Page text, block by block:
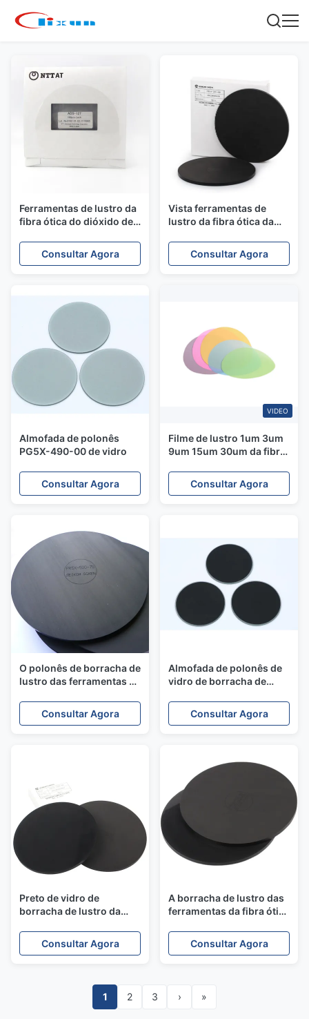
Ferramentas de lustro da
fibra ótica do dióxido de
Consultar Agora
Vista ferramentas de
lustro da fibra ótica da
Consultar Agora
Almofada de polonês
PG5X-490-00 de vidro
Consultar Agora
VIDEO
Filme de lustro 1um 3um
9um 15um 30um da fibra
ADS do diamante
Consultar Agora
O polonês de borracha de
lustro das ferramentas da
127mm acolchoa 5mm
Consultar Agora
Almofada de polonês de
vidro de borracha de
de lustro da fibra ótica
lisa
Consultar Agora
Preto de vidro de
borracha de lustro da
ferramentas da fibra ótica
complacente de ROHS
Consultar Agora
A borracha de lustro das
ferramentas da fibra ótica
5.0mm pretos
Consultar Agora
1 2 3 › »